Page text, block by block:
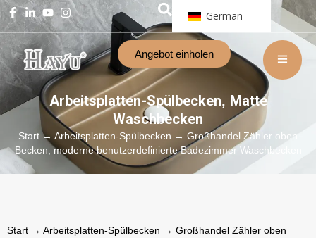
German
Angebot einholen
Arbeitsplatten-Spülbecken, Matte
Waschbecken
Start → Arbeitsplatten-Spülbecken → Großhandel Zähler oben
Becken, moderne benutzerdefinierte Badezimmer Waschbecken
Start → Arbeitsplatten-Spülbecken → Großhandel Zähler oben